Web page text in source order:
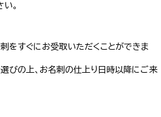
。
をすぐにお受取いただくことができま
びの上、お名刺の仕上り日時以降にご来